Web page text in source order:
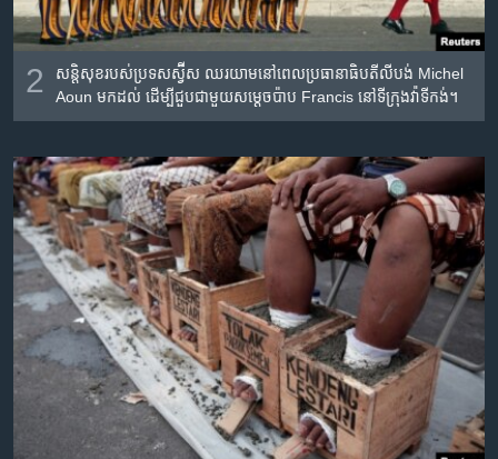
2
សន្តិសុខ​របស់​ប្រទស​ស្វ៊ីស​ ឈរ​យាម​នៅ​ពេល​​​ប្រធានាធិបតី​លីបង់ Michel
Aoun មក​ដល់ ដើម្បី​ជួប​ជាមួយ​សម្តេច​ប៉ាប Francis នៅ​ទីក្រុង​វ៉ាទីកង់។